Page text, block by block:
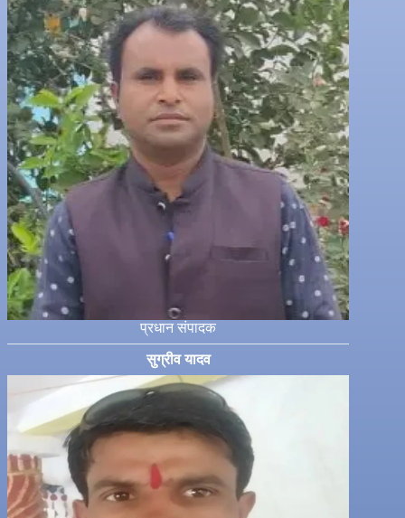
प्रधान संपादक
सुग्रीव यादव